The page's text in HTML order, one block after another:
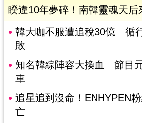
睽違10年夢碎！南韓靈魂天后
韓大咖不服遭追稅30億 循
敗
知名韓綜陣容大換血 節目
車
追星追到沒命！ENHYPEN
亡